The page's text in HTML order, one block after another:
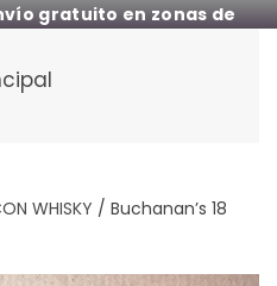
gratuito en zonas de
WHISKY / Buchanan’s 18